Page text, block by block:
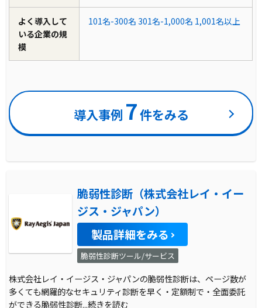
よく導入して
いる企業の規
模
101名-300名 301名-1,000名 1,001名以上
導入事例 7件をみる
脆弱性診断（株式会社レイ・イー
ジス・ジャパン）
製品詳細をみる
脆弱性診断ツール/サービス
株式会社レイ・イージス・ジャパンの脆弱性診断は、ページ数が
多くても網羅的なセキュリティ診断を早く・定額制で・全面委託
ができる脆弱性診断...続きを読む